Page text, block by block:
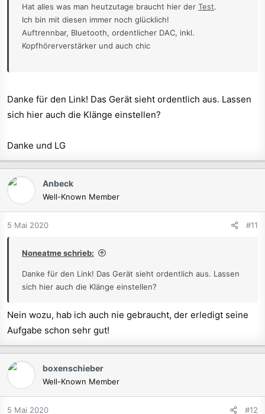
Hat alles was man heutzutage braucht hier der Test.
Ich bin mit diesen immer noch glücklich!
Auftrennbar, Bluetooth, ordentlicher DAC, inkl.
Kopfhörerverstärker und auch chic
Danke für den Link! Das Gerät sieht ordentlich aus. Lassen
sich hier auch die Klänge einstellen?
Danke und LG
Anbeck
Well-Known Member
5 Mai 2020 #11
Noneatme schrieb:
Danke für den Link! Das Gerät sieht ordentlich aus. Lassen
sich hier auch die Klänge einstellen?
Nein wozu, hab ich auch nie gebraucht, der erledigt seine
Aufgabe schon sehr gut!
boxenschieber
Well-Known Member
5 Mai 2020 #12